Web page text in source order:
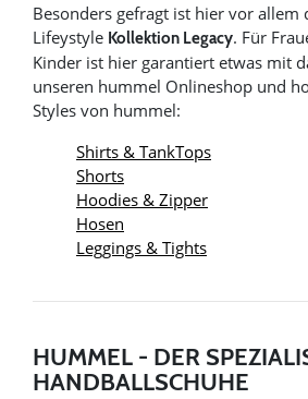
Besonders gefragt ist hier vor allem
Lifeystyle Kollektion Legacy. Für
Kinder ist hier garantiert etwas mit
unseren hummel Onlineshop und
Styles von hummel:
Shirts & TankTops
Shorts
Hoodies & Zipper
Hosen
Leggings & Tights
HUMMEL - DER
HANDBALLSCHUHE